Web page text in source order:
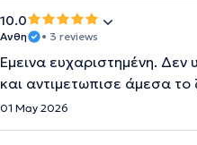
10.0
Ανθη • 3 reviews
Έμεινα ευχαριστημένη.
και αντιμετωπισε άμεσα το
01 May 2026